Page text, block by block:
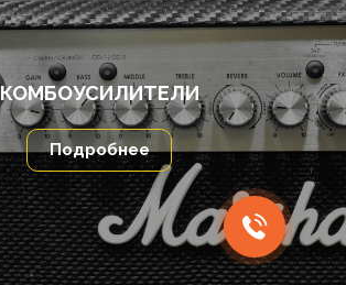
КОМБОУСИЛИТЕЛИ
Подробнее